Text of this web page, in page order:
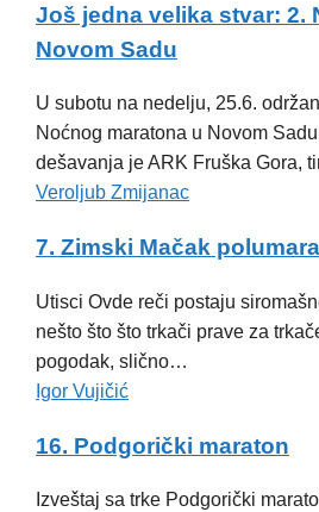
Još jedna velika stvar: 2.
Novom Sadu
U subotu na nedelju, 25.6.
Noćnog maratona u Novom
dešavanja je ARK Fruška Gora,
Veroljub Zmijanac
7. Zimski Mačak
Utisci Ovde reči postaju
nešto što što trkači prave za
pogodak, slično…
Igor Vujičić
16. Podgorički maraton
Izveštaj sa trke Podgorički